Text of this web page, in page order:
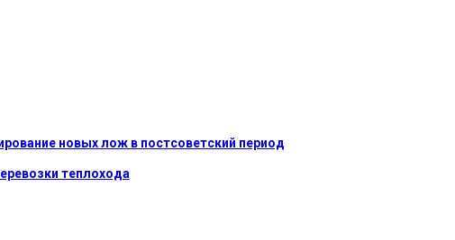
новых лож в постсоветский период
теплохода